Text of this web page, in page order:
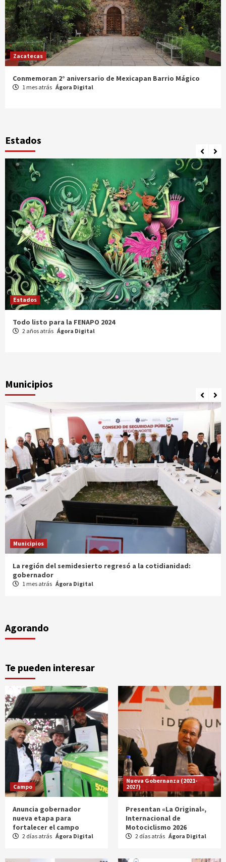
Zacatecas
Celebran XX Cabalgata Toma de Zacatecas
1 mes atrás Ágora Digital
Estados
Estados
Comparte Cecytez estrategias para mejora académica en
Tamaulipas
Municipios
Municipios
Entrega gobernador a productores 100 mdp en semilla
1 mes atrás
Agorando
Te pueden interesar
Campo
Anuncia gobernador
nueva etapa para
fortalecer el campo
2 días atrás Ágora Digital
Nueva Gobernanza (2021-
2027)
Presentan «La Original»,
Internacional de
Motociclismo 2026
2 días atrás Ágora Digital